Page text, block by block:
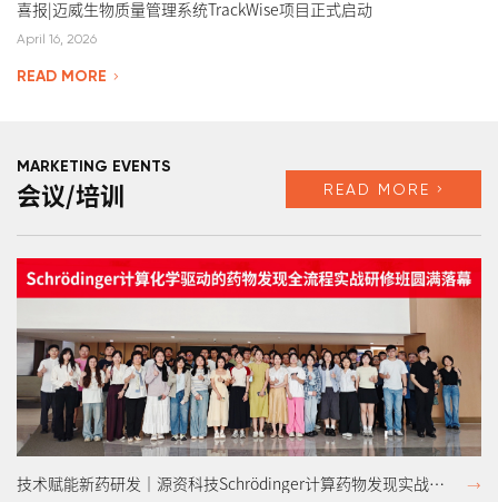
喜报|迈威生物质量管理系统TrackWise项目正式启动
April 16, 2026
READ MORE
MARKETING EVENTS
会议/培训 READ MORE
技术赋能新药研发｜源资科技Schrödinger计算药物发现实战研